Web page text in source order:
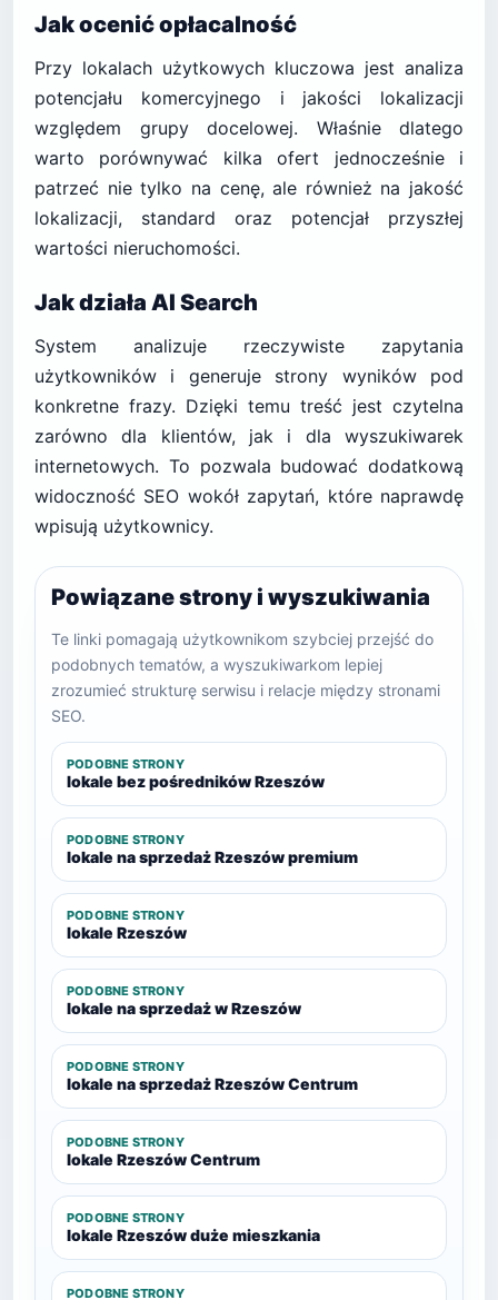
Jak ocenić opłacalność
Przy lokalach użytkowych kluczowa jest analiza
potencjału komercyjnego i jakości lokalizacji
względem grupy docelowej. Właśnie dlatego
warto porównywać kilka ofert jednocześnie i
patrzeć nie tylko na cenę, ale również na jakość
lokalizacji, standard oraz potencjał przyszłej
wartości nieruchomości.
Jak działa AI Search
System analizuje rzeczywiste zapytania
użytkowników i generuje strony wyników pod
konkretne frazy. Dzięki temu treść jest czytelna
zarówno dla klientów, jak i dla wyszukiwarek
internetowych. To pozwala budować dodatkową
widoczność SEO wokół zapytań, które naprawdę
wpisują użytkownicy.
Powiązane strony i wyszukiwania
Te linki pomagają użytkownikom szybciej przejść do
podobnych tematów, a wyszukiwarkom lepiej
zrozumieć strukturę serwisu i relacje między stronami
SEO.
PODOBNE STRONY
lokale bez pośredników Rzeszów
PODOBNE STRONY
lokale na sprzedaż Rzeszów premium
PODOBNE STRONY
lokale Rzeszów
PODOBNE STRONY
lokale na sprzedaż w Rzeszów
PODOBNE STRONY
lokale na sprzedaż Rzeszów Centrum
PODOBNE STRONY
lokale Rzeszów Centrum
PODOBNE STRONY
lokale Rzeszów duże mieszkania
PODOBNE STRONY